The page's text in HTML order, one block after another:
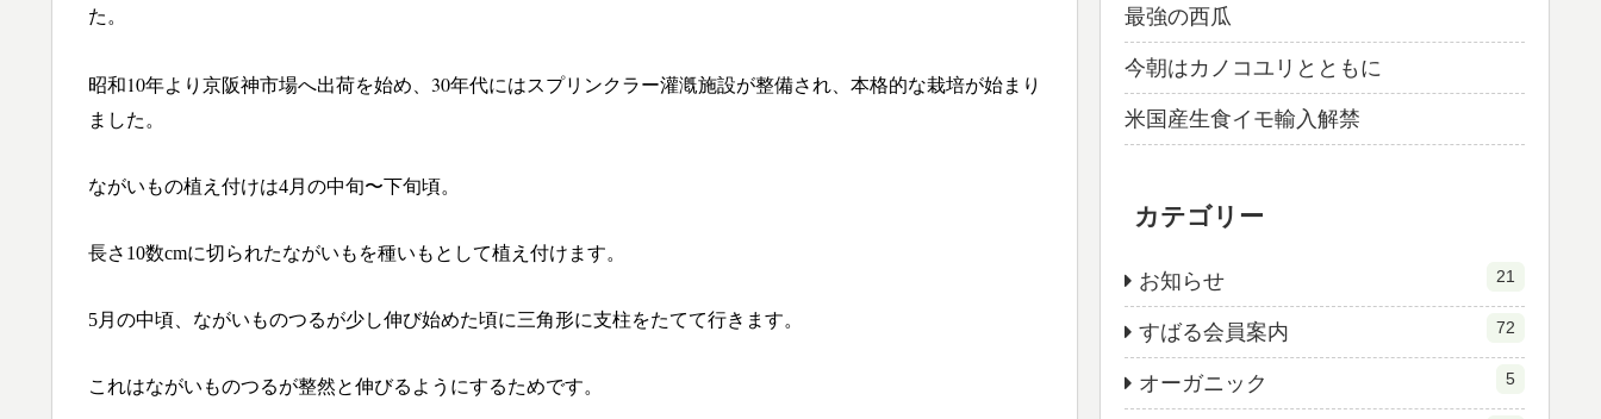
た。
昭和10年より京阪神市場へ出荷を始め、30年代にはスプリンクラー灌漑施設が整備され、本格的な栽培が始まり
ました。
ながいもの植え付けは4月の中旬〜下旬頃。
長さ10数cmに切られたながいもを種いもとして植え付けます。
5月の中頃、ながいものつるが少し伸び始めた頃に三角形に支柱をたてて行きます。
これはながいものつるが整然と伸びるようにするためです。
最強の西瓜
今朝はカノコユリとともに
米国産生食イモ輸入解禁
カテゴリー
お知らせ 21
すばる会員案内 72
オーガニック 5